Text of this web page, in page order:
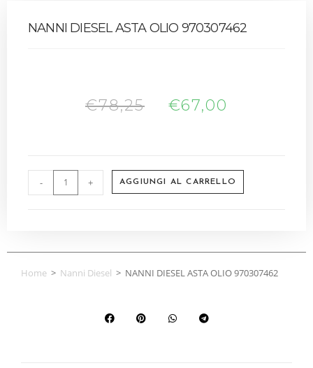
NANNI DIESEL ASTA OLIO 970307462
€78,25 €67,00
- + AGGIUNGI AL CARRELLO
Home > Nanni Diesel > NANNI DIESEL ASTA OLIO 970307462